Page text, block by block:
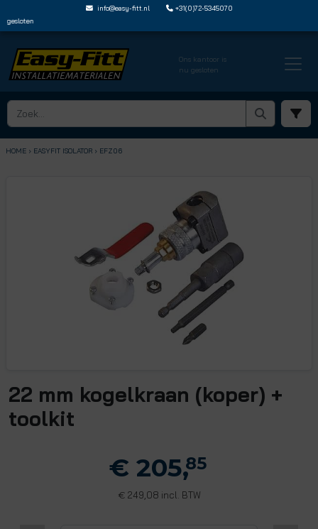
info@easy-fitt.nl
+31(0)72-5345070
Ons kantoor is
nu gesloten
HOME › EASYFIT ISOLATOR › EFZ06
22 mm kogelkraan (koper) +
toolkit
€ 205,85
€249,08 incl. BTW